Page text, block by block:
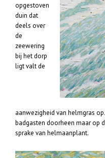
opgestoven
duin dat
deels over
de
zeewering
bij het dorp
ligt valt de
aanwezigheid van helmgras
badgasten doorheen maar op
sprake van helmaanplant.